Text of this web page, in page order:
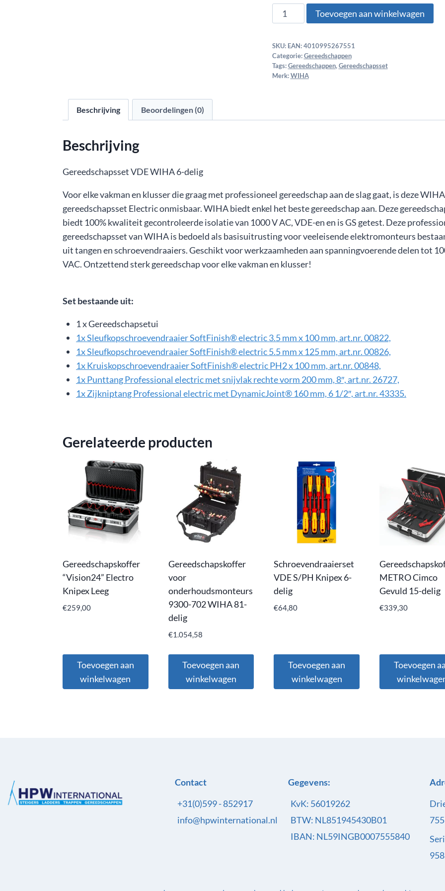
Toevoegen aan winkelwagen
SKU: EAN: 4010995267551
Categorie: Gereedschappen
Tags: Gereedschappen, Gereedschapsset
Merk: WIHA
Beschrijving Beoordelingen (0)
Beschrijving
Gereedschapsset VDE WIHA 6-delig
Voor elke vakman en klusser die graag met professioneel gereedschap aan de slag gaat, is deze WIHA
gereedschapsset Electric onmisbaar. WIHA biedt enkel het beste gereedschap aan. Deze
biedt 100% kwaliteit gecontroleerde isolatie van 1000 V AC, VDE-en en is GS getest. Deze
gereedschapsset van WIHA is bedoeld als basisuitrusting voor veeleisende elektromonteurs
uit tangen en schroevendraaiers. Geschikt voor werkzaamheden aan spanningvoerende delen tot
VAC. Ontzettend sterk gereedschap voor elke vakman en klusser!
Set bestaande uit:
1 x Gereedschapsetui
1x Sleufkopschroevendraaier SoftFinish® electric 3.5 mm x 100 mm, art.nr. 00822,
1x Sleufkopschroevendraaier SoftFinish® electric 5.5 mm x 125 mm, art.nr. 00826,
1x Kruiskopschroevendraaier SoftFinish® electric PH2 x 100 mm, art.nr. 00848,
1x Punttang Professional electric met snijvlak rechte vorm 200 mm, 8″, art.nr. 26727,
1x Zijkniptang Professional electric met DynamicJoint® 160 mm, 6 1/2″, art.nr. 43335.
Gerelateerde producten
Gereedschapskoffer
“Vision24” Electro
Knipex Leeg
€259,00
Toevoegen aan
winkelwagen
Gereedschapskoffer
voor
onderhoudsmonteurs
9300-702 WIHA 81-
delig
€1.054,58
Toevoegen aan
winkelwagen
Schroevendraaierset
VDE S/PH Knipex 6-
delig
€64,80
Toevoegen aan
winkelwagen
METRO Cimco
Gevuld 15-delig
€339,30
Toevoegen
Contact
+31(0)599 - 852917
info@hpwinternational.nl
Gegevens:
KvK: 56019262
BTW: NL851945430B01
IBAN: NL59INGB0007555840